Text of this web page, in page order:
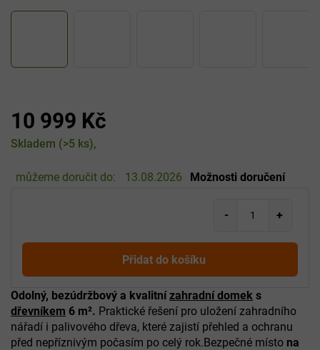
10 999 Kč
Měrná
Skladem (>5 ks)
můžeme doručit do: 13.08.2026 Možnosti doručení
Přidat do košíku
Odolný, bezúdržbový a kvalitnízahradní domek s
dřevníkem 6 m². Praktické řešení pro uložení zahradního
nářadí i palivového dřeva, které zajistí přehled a ochranu
před nepříznivým počasím po celý rok.Bezpečné místo na